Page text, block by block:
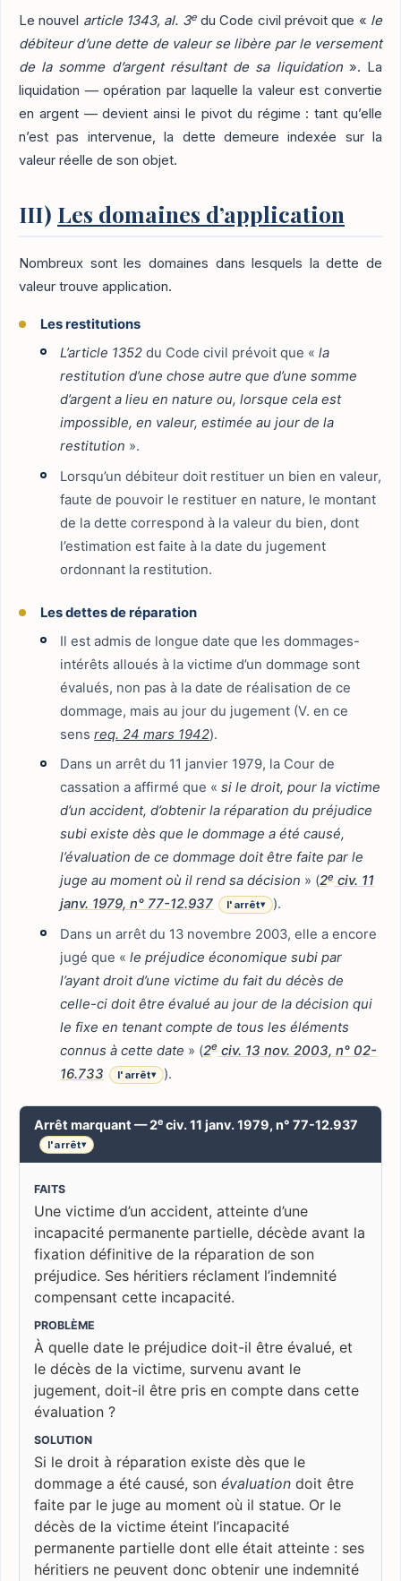
Le nouvel article 1343, al. 3edu Code civil prévoit que « le
débiteur d’une dette de valeur se libère par le versement
de la somme d’argent résultant de sa liquidation». La
liquidation — opération par laquelle la valeur est convertie
en argent — devient ainsi le pivot du régime : tant qu’elle
n’est pas intervenue, la dette demeure indexée sur la
valeur réelle de son objet.
III) Les domaines d’application
Nombreux sont les domaines dans lesquels la dette de
valeur trouve application.
Les restitutions
L’article 1352 du Code civil prévoit que «la
restitution d’une chose autre que d’une somme
d’argent a lieu en nature ou, lorsque cela est
impossible, en valeur, estimée au jour de la
restitution ».
Lorsqu’un débiteur doit restituer un bien en valeur,
faute de pouvoir le restituer en nature, le montant
de la dette correspond à la valeur du bien, dont
l’estimation est faite à la date du jugement
ordonnant la restitution.
Les dettes de réparation
Il est admis de longue date que les dommages-
intérêts alloués à la victime d’un dommage sont
évalués, non pas à la date de réalisation de ce
dommage, mais au jour du jugement (V. en ce
sensreq. 24 mars 1942).
Dans un arrêt du 11 janvier 1979, la Cour de
cassation a affirmé que «si le droit, pour la victime
d’un accident, d’obtenir la réparation du préjudice
subi existe dès que le dommage a été causé,
l’évaluation de ce dommage doit être faite par le
juge au moment où il rend sa décision » (2e civ. 11
janv. 1979, n° 77-12.937
l'arrêt▾
).
Dans un arrêt du 13 novembre 2003, elle a encore
jugé que «le préjudice économique subi par
l’ayant droit d’une victime du fait du décès de
celle-ci doit être évalué au jour de la décision qui
le fixe en tenant compte de tous les éléments
connus à cette date » (2e civ. 13 nov. 2003, n° 02-
16.733
l'arrêt▾ ).
Arrêt marquant — 2e civ. 11 janv. 1979, n° 77-12.937
l'arrêt▾
FAITS
Une victime d’un accident, atteinte d’une
incapacité permanente partielle, décède avant la
fixation définitive de la réparation de son
préjudice. Ses héritiers réclament l’indemnité
compensant cette incapacité.
PROBLÈME
À quelle date le préjudice doit-il être évalué, et
le décès de la victime, survenu avant le
jugement, doit-il être pris en compte dans cette
évaluation ?
SOLUTION
Si le droit à réparation existe dès que le
dommage a été causé, son évaluation doit être
faite par le juge au moment où il statue. Or le
décès de la victime éteint l’incapacité
permanente partielle dont elle était atteinte : ses
héritiers ne peuvent donc obtenir une indemnité